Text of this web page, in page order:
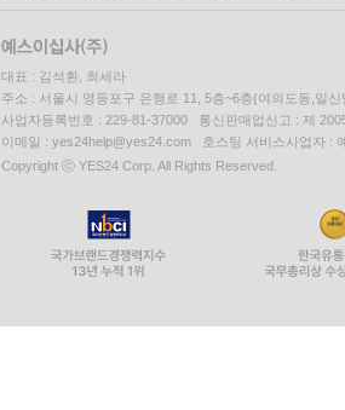
대표 : 김석환, 최세라
주소 : 서울시 영등포구 은행로 11, 5층~6층(여의도동,일신
사업자등록번호 : 229-81-37000 통신판매업신고 : 제
이메일 : yes24help@yes24.com 호스팅 서비스사업자 :
Copyright ⓒ YES24 Corp. All Rights Reserved.